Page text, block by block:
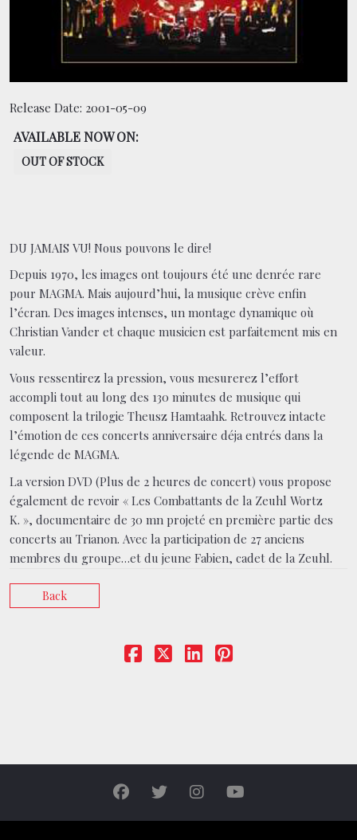
Release Date: 2001-05-09
AVAILABLE NOW ON:
OUT OF STOCK
DU JAMAIS VU! Nous pouvons le dire!
Depuis 1970, les images ont toujours été une denrée rare
pour MAGMA. Mais aujourd’hui, la musique crève enfin
l’écran. Des images intenses, un montage dynamique où
Christian Vander et chaque musicien est parfaitement mis en
valeur.
Vous ressentirez la pression, vous mesurerez l’effort
accompli tout au long des 130 minutes de musique qui
composent la trilogie Theusz Hamtaahk. Retrouvez intacte
l’émotion de ces concerts anniversaire déja entrés dans la
légende de MAGMA.
La version DVD (Plus de 2 heures de concert) vous propose
également de revoir « Les Combattants de la Zeuhl Wortz
K. », documentaire de 30 mn projeté en première partie des
concerts au Trianon. Avec la participation de 27 anciens
membres du groupe…et du jeune Fabien, cadet de la Zeuhl.
Back